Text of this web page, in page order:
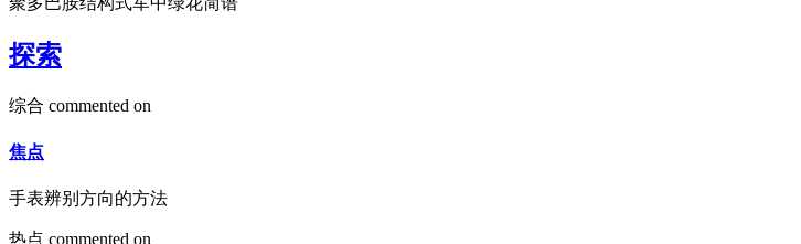
探索
综合 commented on
焦点
手表辨别方向的方法
热点 commented on